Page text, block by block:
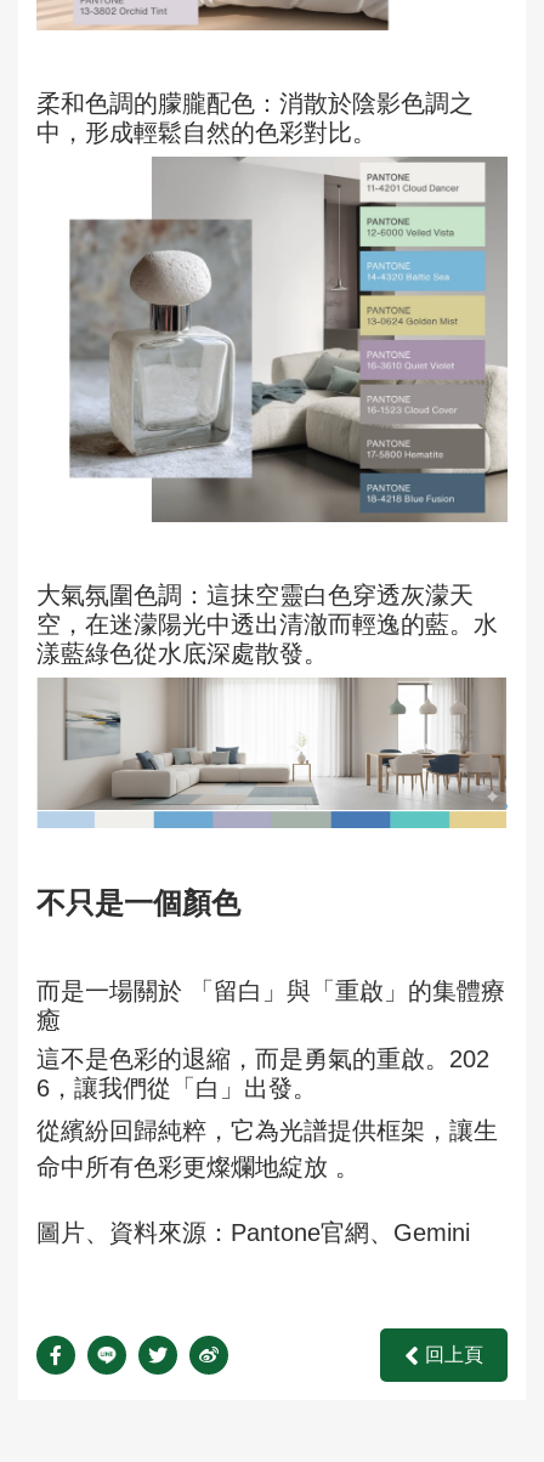
柔和色調的朦朧配色：消散於陰影色調之
中，形成輕鬆自然的色彩對比。
大氣氛圍色調：這抹空靈白色穿透灰濛天
空，在迷濛陽光中透出清澈而輕逸的藍。水
漾藍綠色從水底深處散發。
不只是一個顏色
而是一場關於 「留白」與「重啟」的集體療
癒
這不是色彩的退縮，而是勇氣的重啟。202
6，讓我們從「白」出發。
從繽紛回歸純粹，它為光譜提供框架，讓生
命中所有色彩更燦爛地綻放 。
圖片、資料來源：Pantone官網、Gemini
回上頁